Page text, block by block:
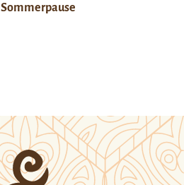
Sommerpause